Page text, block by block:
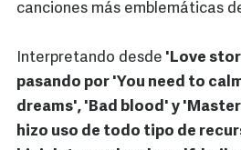
canciones más emblemáticas
Interpretando desde 'Love
pasando por 'You need to
dreams', 'Bad blood' y
hizo uso de todo tipo de